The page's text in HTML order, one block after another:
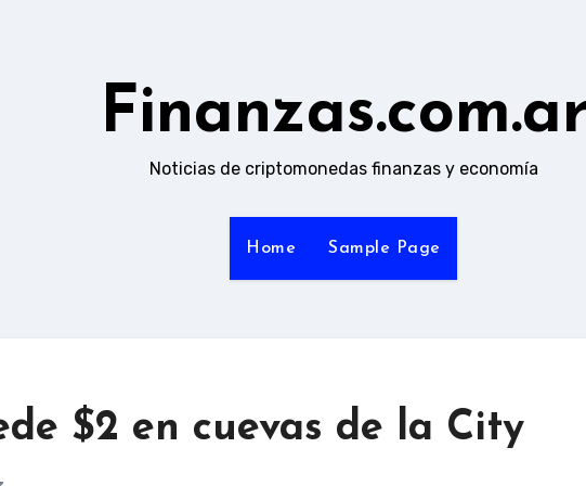
Noticias de criptomonedas finanzas y economía
Home Sample Page
$2 en cuevas de la City